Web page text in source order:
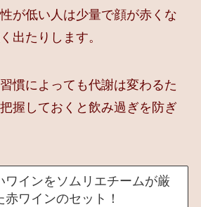
が低い人は少量で顔が赤くな
出たりします。
慣によっても代謝は変わるた
握しておくと飲み過ぎを防ぎ
ワインをソムリエチームが厳
赤ワインのセット！